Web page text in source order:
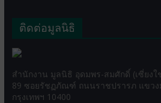
ติดต่อมูลนิธิ
สำนักงาน มูลนิธิ อุดมพร-สมศักดิ์ (เซี่ยง
89 ซอยรัชฏภัณฑ์ ถนนราชปรารภ แขวง
กรุงเทพฯ 10400